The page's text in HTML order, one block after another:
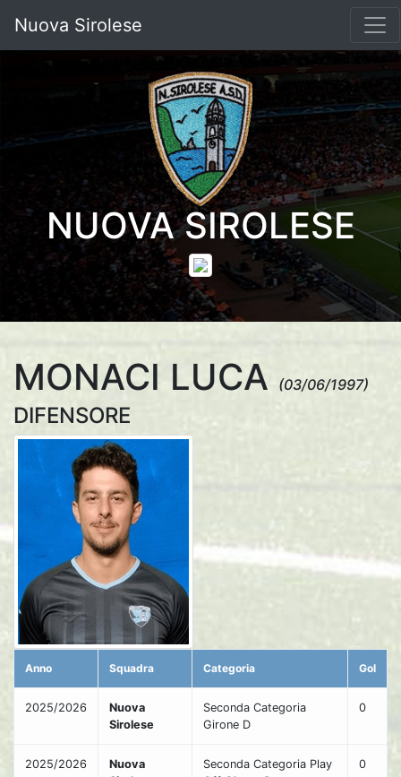
Nuova Sirolese
NUOVA SIROLESE
MONACI LUCA (03/06/1997)
DIFENSORE
Anno Squadra Categoria Gol
2025/2026
Nuova
Sirolese
Seconda Categoria
Girone D
0
2025/2026
Nuova
Seconda Categoria Play
0